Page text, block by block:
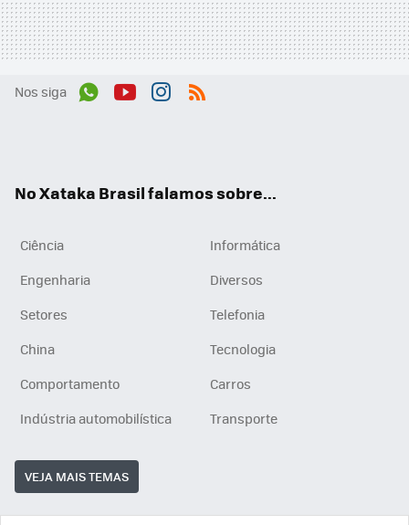
Nos siga
No Xataka Brasil falamos sobre...
Ciência
Informática
Engenharia
Diversos
Setores
Telefonia
China
Tecnologia
Comportamento
Carros
Indústria automobilística
Transporte
VEJA MAIS TEMAS